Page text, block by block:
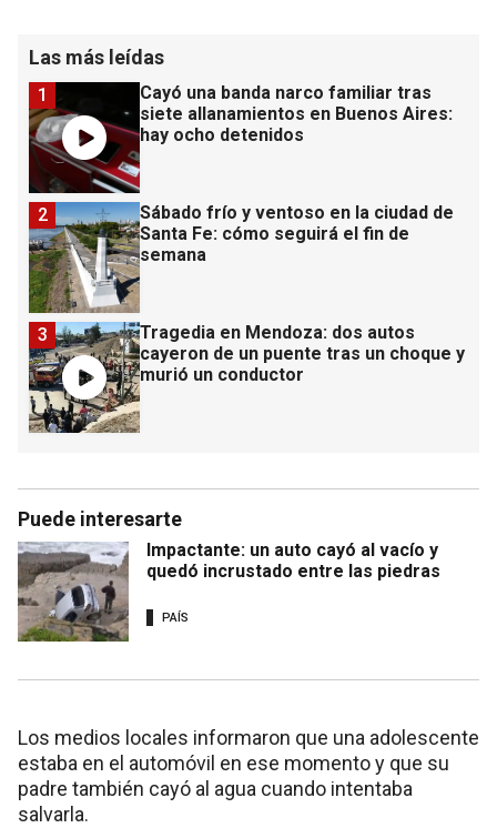
Las más leídas
Cayó una banda narco familiar tras
siete allanamientos en Buenos Aires:
hay ocho detenidos
1
Sábado frío y ventoso en la ciudad de
Santa Fe: cómo seguirá el fin de
semana
2
Tragedia en Mendoza: dos autos
cayeron de un puente tras un choque y
murió un conductor
3
Puede interesarte
Impactante: un auto cayó al vacío y
quedó incrustado entre las piedras
PAÍS
Los medios locales informaron que una adolescente
estaba en el automóvil en ese momento y que su
padre también cayó al agua cuando intentaba
salvarla.